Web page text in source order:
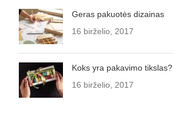
Geras pakuotės dizainas
16 birželio, 2017
Koks yra pakavimo tikslas?
16 birželio, 2017